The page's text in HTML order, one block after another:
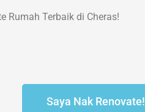
Rumah Terbaik di Cheras!
Saya Nak Renovate!